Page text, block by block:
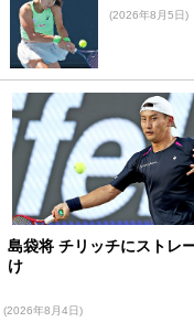
(2026年8月5日)
島袋将 チリッチにストレ
け
(2026年8月4日)